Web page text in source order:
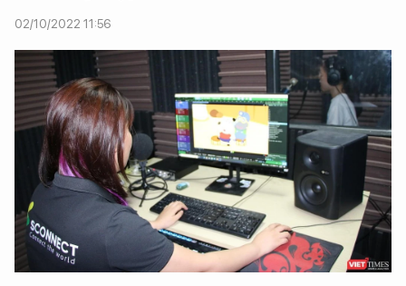
02/10/2022 11:56